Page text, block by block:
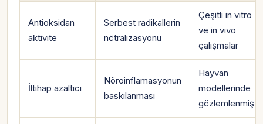
Antioksidan
aktivite
Serbest radikallerin
nötralizasyonu
Çeşitli in vitro
ve in vivo
çalışmalar
İltihap azaltıcı
Nöroinflamasyonun
baskılanması
Hayvan
modellerinde
gözlemlenmiş